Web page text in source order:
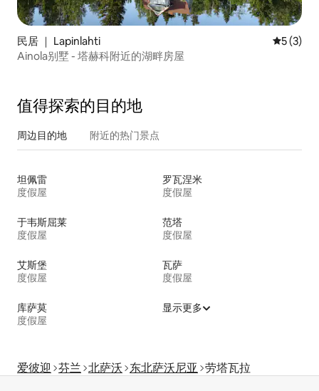
民居 ｜ Lapinlahti 平均评分
5 (3)
Ainola别墅 - 塔赫科附近的湖畔房屋
值得探索的目的地
周边目的地 附近的热门景点
坦佩雷
度假屋
罗瓦涅米
度假屋
于韦斯屈莱
度假屋
范塔
度假屋
艾斯堡
度假屋
瓦萨
度假屋
库萨莫
度假屋
显示更多
爱彼迎 芬兰 北萨沃 东北萨沃尼亚 劳塔瓦拉